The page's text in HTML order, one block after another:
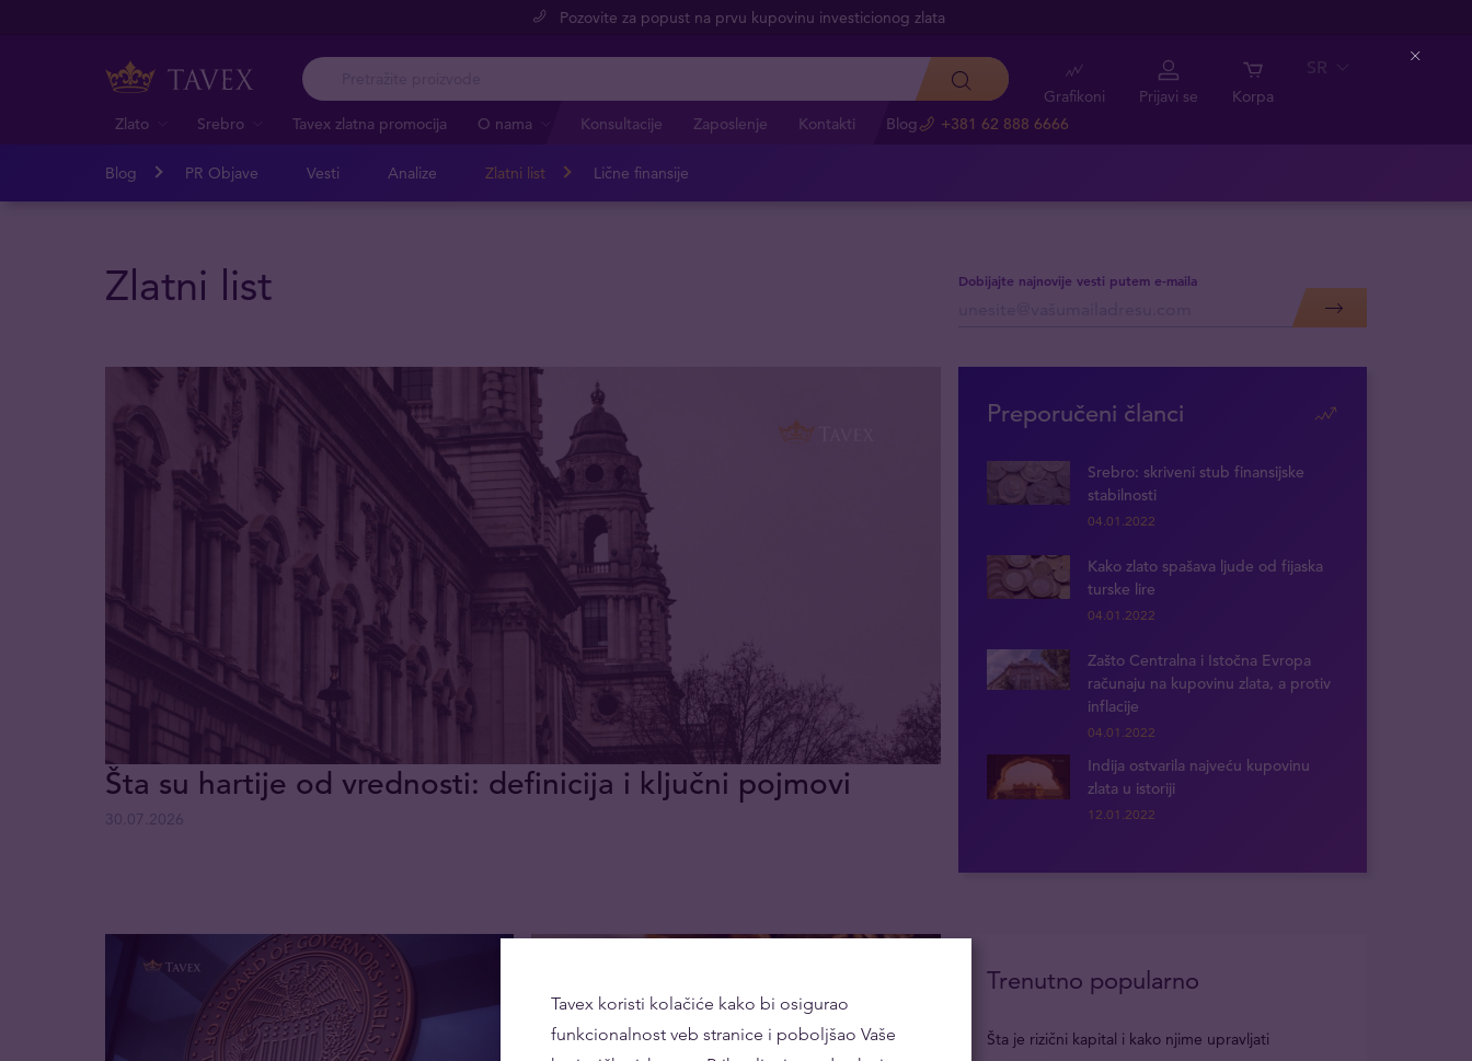
Pozovite za popust na prvu kupovinu investicionog zlata
Zlato Srebro Tavex zlatna promocija O nama Konsultacije Zaposlenje Kontakti Blog +381 62 888 6666
Grafikoni Prijavi se Korpa
SR
Blog PR Objave Vesti Analize Zlatni list Lične finansije
Zlatni list Dobijajte najnovije vesti putem e-maila
Šta su hartije od vrednosti: definicija i ključni pojmovi
Preporučeni članci
Srebro: skriveni stub finansijske
stabilnosti
04.01.2022
Kako zlato spašava ljude od fijaska
turske lire
04.01.2022
Zašto Centralna i Istočna Evropa
računaju na kupovinu zlata, a protiv
inflacije
04.01.2022
Indija ostvarila najveću kupovinu
zlata u istoriji
12.01.2022
Trenutno popularno
Šta je rizični kapital i kako njime upravljati
Tavex koristi kolačiće kako bi osigurao
funkcionalnost veb stranice i poboljšao Vaše
Close